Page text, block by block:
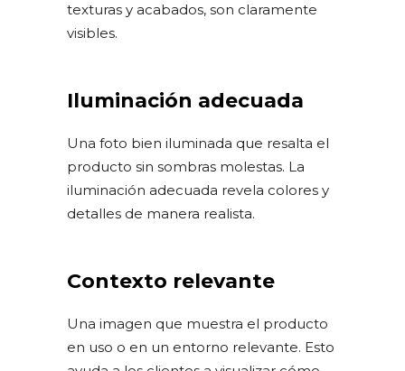
texturas y acabados, son claramente
visibles.
Iluminación adecuada
Una foto bien iluminada que resalta el
producto sin sombras molestas. La
iluminación adecuada revela colores y
detalles de manera realista.
Contexto relevante
Una imagen que muestra el producto
en uso o en un entorno relevante. Esto